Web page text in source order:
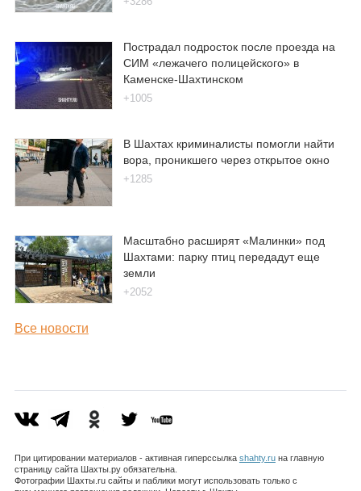
Пострадал подросток после проезда на
СИМ «лежачего полицейского» в
Каменске-Шахтинском
+1005
В Шахтах криминалисты помогли найти
вора, проникшего через открытое окно
+1285
Масштабно расширят «Малинки» под
Шахтами: парку птиц передадут еще
земли
+2052
Все новости
При цитировании материалов - активная гиперссылка shahty.ruна главную
страницу сайта Шахты.ру обязательна.
Фотографии Шахты.ru сайты и паблики могут использовать только с